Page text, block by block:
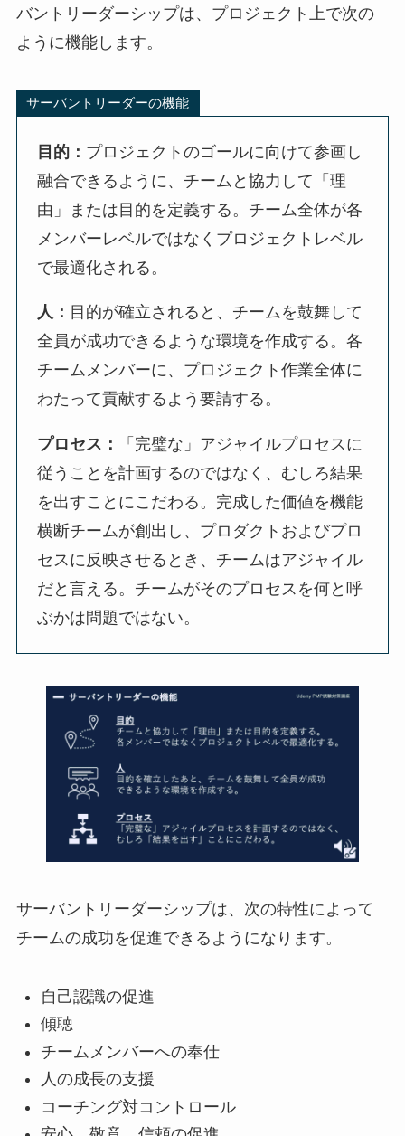
バントリーダーシップは、プロジェクト上で次の
ように機能します。
サーバントリーダーの機能
目的： プロジェクトのゴールに向けて参画し
融合できるように、チームと協力して「理
由」または目的を定義する。チーム全体が各
メンバーレベルではなくプロジェクトレベル
で最適化される。
人： 目的が確立されると、チームを鼓舞して
全員が成功できるような環境を作成する。各
チームメンバーに、プロジェクト作業全体に
わたって貢献するよう要請する。
プロセス：
「完璧な」アジャイルプロセスに
従うことを計画するのではなく、むしろ結果
を出すことにこだわる。完成した価値を機能
横断チームが創出し、プロダクトおよびプロ
セスに反映させるとき、チームはアジャイル
だと言える。チームがそのプロセスを何と呼
ぶかは問題ではない。
サーバントリーダーシップは、次の特性によって
チームの成功を促進できるようになります。
自己認識の促進
傾聴
チームメンバーへの奉仕
人の成長の支援
コーチング対コントロール